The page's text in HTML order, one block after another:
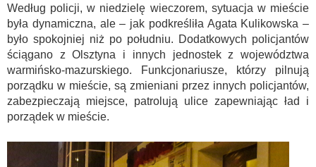
Według policji, w niedzielę wieczorem, sytuacja w mieście
była dynamiczna, ale – jak podkreśliła Agata Kulikowska –
było spokojniej niż po południu. Dodatkowych policjantów
ściągano z Olsztyna i innych jednostek z województwa
warmińsko-mazurskiego. Funkcjonariusze, którzy pilnują
porządku w mieście, są zmieniani przez innych policjantów,
zabezpieczają miejsce, patrolują ulice zapewniając ład i
porządek w mieście.